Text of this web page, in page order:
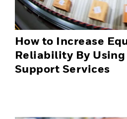
How to Increase
Reliability By
Support Services